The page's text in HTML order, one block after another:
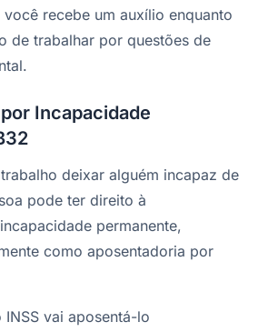
recebe um auxílio enquanto
de trabalhar por questões de
Incapacidade
deixar alguém incapaz de
pode ter direito à
permanente,
como aposentadoria por
vai aposentá-lo